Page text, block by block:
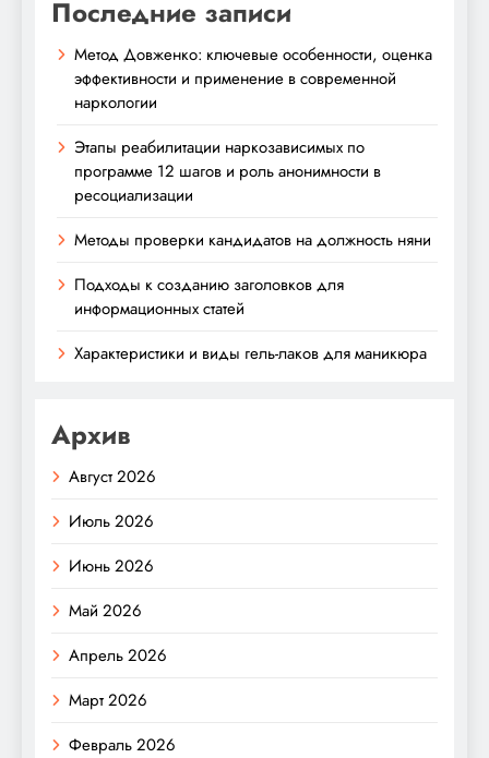
Последние записи
Метод Довженко: ключевые особенности, оценка
эффективности и применение в современной
наркологии
Этапы реабилитации наркозависимых по
программе 12 шагов и роль анонимности в
ресоциализации
Методы проверки кандидатов на должность няни
Подходы к созданию заголовков для
информационных статей
Характеристики и виды гель-лаков для маникюра
Архив
Август 2026
Июль 2026
Июнь 2026
Май 2026
Апрель 2026
Март 2026
Февраль 2026